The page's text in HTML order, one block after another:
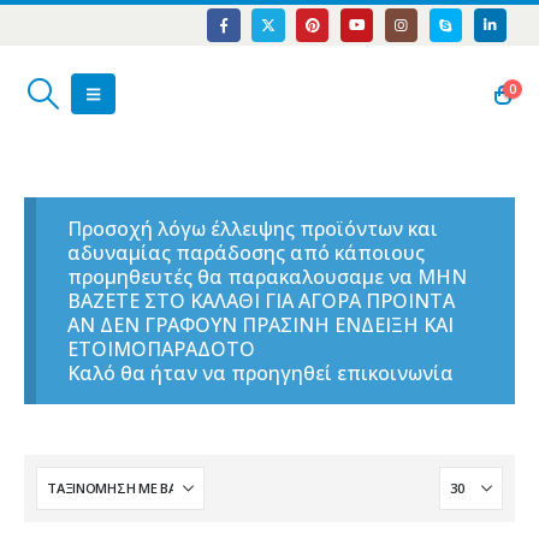
0
Προσοχή λόγω έλλειψης προϊόντων και
αδυναμίας παράδοσης από κάποιους
προμηθευτές θα παρακαλουσαμε να ΜΗΝ
ΒΑΖΕΤΕ ΣΤΟ ΚΑΛΑΘΙ ΓΙΑ ΑΓΟΡΑ ΠΡΟΙΝΤΑ
ΑΝ ΔΕΝ ΓΡΑΦΟΥΝ ΠΡΑΣΙΝΗ ΕΝΔΕΙΞΗ ΚΑΙ
ΕΤΟΙΜΟΠΑΡΑΔΟΤΟ
Καλό θα ήταν να προηγηθεί επικοινωνία